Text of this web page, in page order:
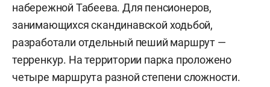
набережной Табеева. Для пенсионеров,
занимающихся скандинавской ходьбой,
разработали отдельный пеший маршрут —
терренкур. На территории парка проложено
четыре маршрута разной степени сложности.